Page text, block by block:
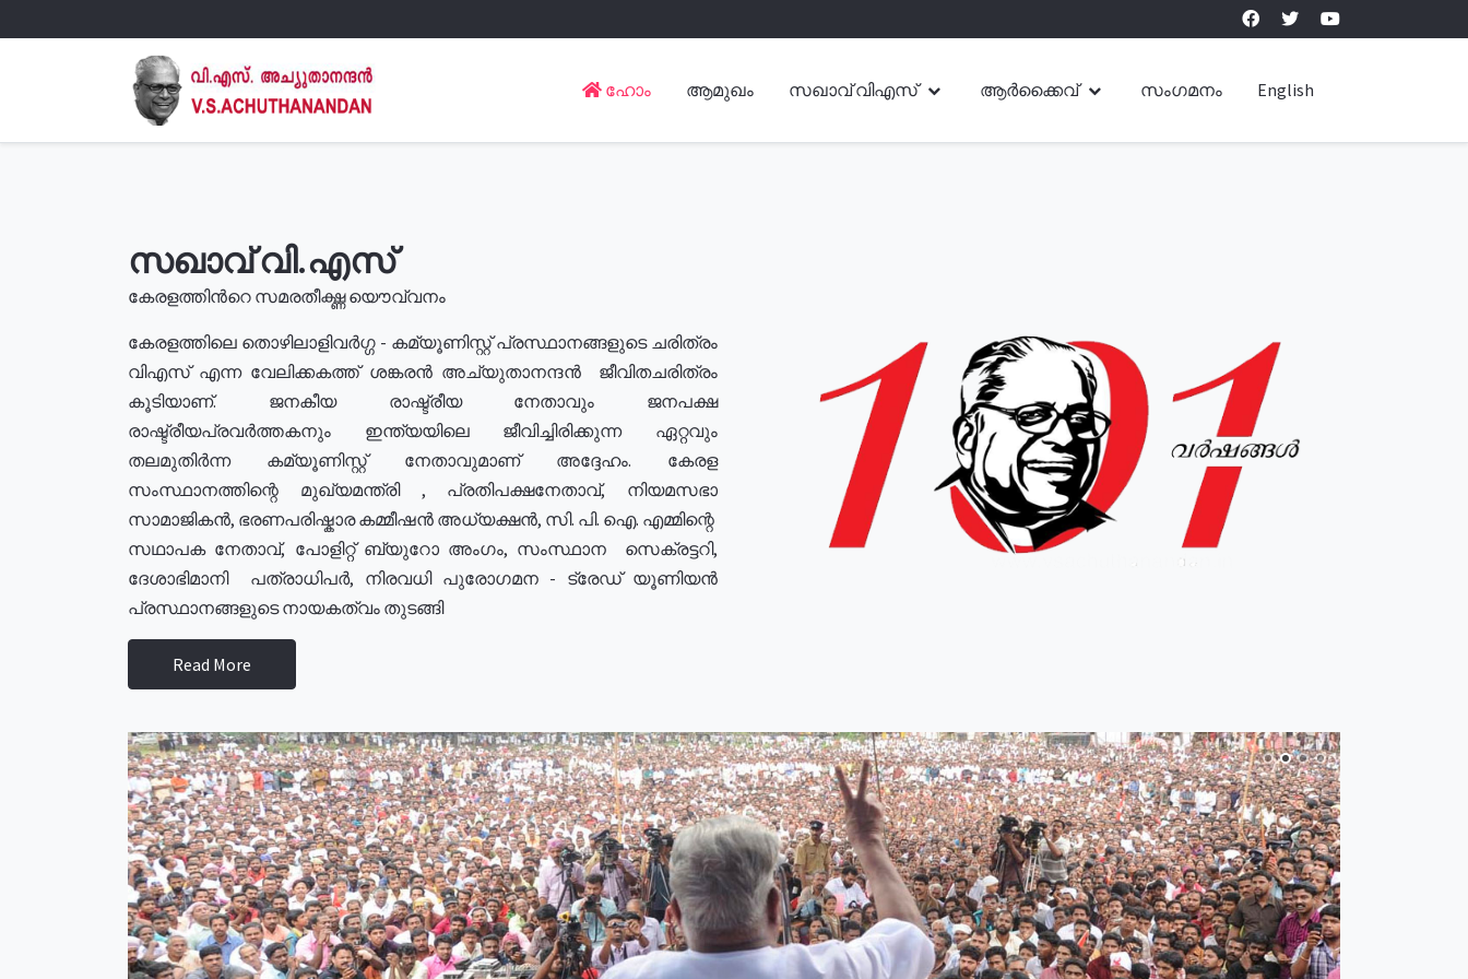
ഹോം ആമുഖം സഖാവ് വിഎസ് ആർക്കൈവ് സംഗമനം English
സഖാവ് വി.എസ്
കേരളത്തിൻറെ സമരതീക്ഷ്ണ യൌവ്വനം
കേരളത്തിലെ തൊഴിലാളിവർഗ്ഗ - കമ്യൂണിസ്റ്റ് പ്രസ്ഥാനങ്ങളുടെ ചരിത്രം
വിഎസ് എന്ന വേലിക്കകത്ത് ശങ്കരൻ അച്യുതാനന്ദൻ ജീവിതചരിത്രം
കൂടിയാണ്. ജനകീയ രാഷ്ട്രീയ നേതാവും ജനപക്ഷ
രാഷ്ട്രീയപ്രവർത്തകനും ഇന്ത്യയിലെ ജീവിച്ചിരിക്കുന്ന ഏറ്റവും
തലമുതിർന്ന കമ്യൂണിസ്റ്റ് നേതാവുമാണ് അദ്ദേഹം. കേരള
സംസ്ഥാനത്തിന്റെ മുഖ്യമന്ത്രി , പ്രതിപക്ഷനേതാവ്, നിയമസഭാ
സാമാജികൻ, ഭരണപരിഷ്കാര കമ്മീഷൻ അധ്യക്ഷൻ, സി. പി. ഐ. എമ്മിന്റെ
സഥാപക നേതാവ്, പോളിറ്റ് ബ്യുറോ അംഗം, സംസ്ഥാന സെക്രട്ടറി,
ദേശാഭിമാനി പത്രാധിപർ, നിരവധി പുരോഗമന - ട്രേഡ് യൂണിയൻ
പ്രസ്ഥാനങ്ങളുടെ നായകത്വം തുടങ്ങി
Read More